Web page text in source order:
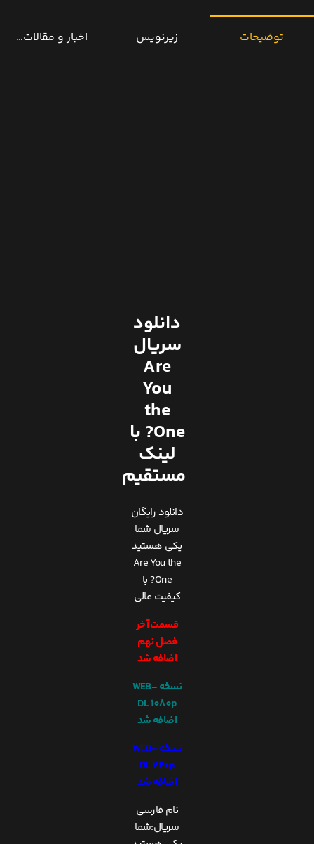
توضیحات زیرنویس اخبار و مقالات
دانلود
سریال
Are
You
the
One? با
لینک
مستقیم
دانلود رایگان
سریال شما
یکی هستید
Are You the
One? با
کیفیت عالی
قسمت آخر
فصل نهم
اضافه شد
نسخه WEB-
DL 1080p
اضافه شد
نسخه WEB-
DL 720p
اضافه شد
نام فارسی
سریال:شما